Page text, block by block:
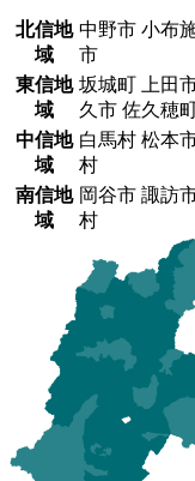
北信地
域
中野市 小布
市
東信地
域
坂城町 上田
久市 佐久穂
中信地
域
白馬村 松本
村
南信地
域
岡谷市 諏訪
村